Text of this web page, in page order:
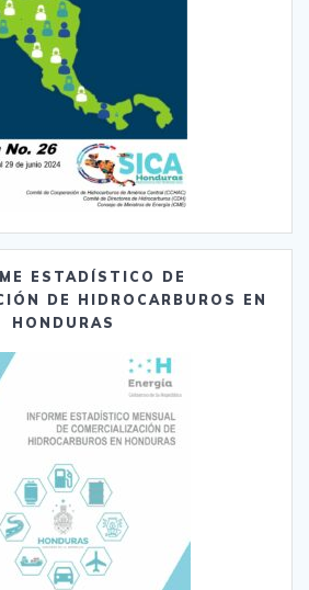
ESTADÍSTICO DE
DE HIDROCARBUROS EN
HONDURAS